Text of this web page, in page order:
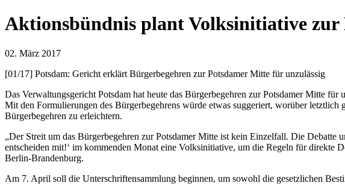
Aktionsbündnis plant Volksinitiative zur
02. März 2017
[01/17] Potsdam: Gericht erklärt Bürgerbegehren zur Potsdamer Mitte für unzulässig
Das Verwaltungsgericht Potsdam hat heute das Bürgerbegehren zur Potsdamer Mitte
Mit den Formulierungen des Bürgerbegehrens würde etwas suggeriert, worüber
Bürgerbegehren zu erleichtern.
„Der Streit um das Bürgerbegehren zur Potsdamer Mitte ist kein Einzelfall. Die Debatte
entscheiden mit!‘ im kommenden Monat eine Volksinitiative, um die Regeln für direkte
Berlin-Brandenburg.
Am 7. April soll die Unterschriftensammlung beginnen, um sowohl die gesetzlichen